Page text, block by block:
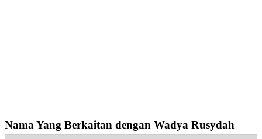
Nama Yang Berkaitan dengan Wadya Rusydah